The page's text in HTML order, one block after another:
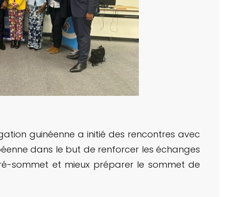
guinéenne a initié des rencontres avec
dans le but de renforcer les échanges
sommet et mieux préparer le sommet de